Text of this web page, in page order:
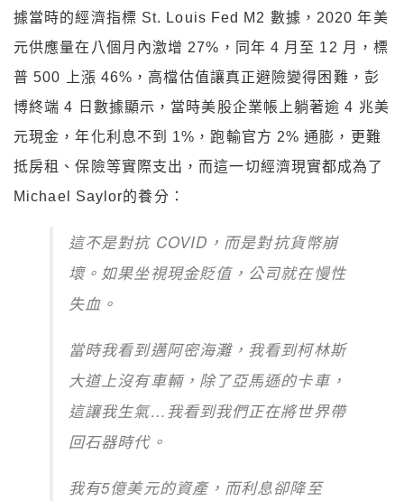
據當時的經濟指標 St. Louis Fed M2 數據，2020 年美
元供應量在八個月內激增 27%，同年 4 月至 12 月，標
普 500 上漲 46%，高檔估值讓真正避險變得困難，彭
博終端 4 日數據顯示，當時美股企業帳上躺著逾 4 兆美
元現金，年化利息不到 1%，跑輸官方 2% 通膨，更難
抵房租、保險等實際支出，而這一切經濟現實都成為了
Michael Saylor的養分：
這不是對抗 COVID，而是對抗貨幣崩
壞。如果坐視現金貶值，公司就在慢性
失血。
當時我看到邁阿密海灘，我看到柯林斯
大道上沒有車輛，除了亞馬遜的卡車，
這讓我生氣…我看到我們正在將世界帶
回石器時代。
我有5億美元的資產，而利息卻降至